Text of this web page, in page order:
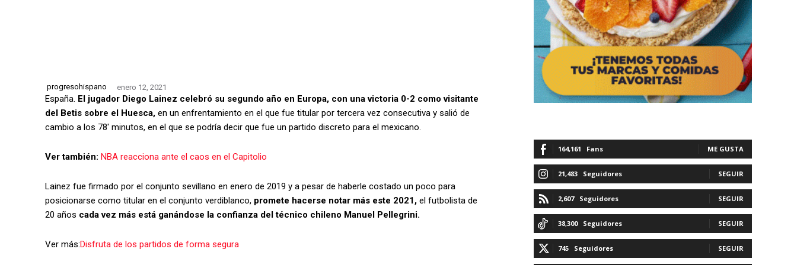
progresohispano enero 12, 2021
España. El jugador Diego Lainez celebró su segundo año en Europa, con una victoria 0-2 como visitante
del Betis sobre el Huesca, en un enfrentamiento en el que fue titular por tercera vez consecutiva y salió de
cambio a los 78′ minutos, en el que se podría decir que fue un partido discreto para el mexicano.
Ver también: NBA reacciona ante el caos en el Capitolio
Lainez fue firmado por el conjunto sevillano en enero de 2019 y a pesar de haberle costado un poco para
posicionarse como titular en el conjunto verdiblanco, promete hacerse notar más este 2021, el futbolista de
20 años cada vez más está ganándose la confianza del técnico chileno Manuel Pellegrini.
Ver más:Disfruta de los partidos de forma segura
164,161 Fans ME GUSTA
21,483 Seguidores SEGUIR
2,607 Seguidores SEGUIR
38,300 Seguidores SEGUIR
745 Seguidores SEGUIR